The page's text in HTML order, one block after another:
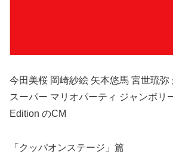
今田美桜 岡崎紗絵 矢本悠馬 宮世琉弥
スーパー マリオパーティ ジャンボリ
Edition のCM
「クッパオンステージ」篇